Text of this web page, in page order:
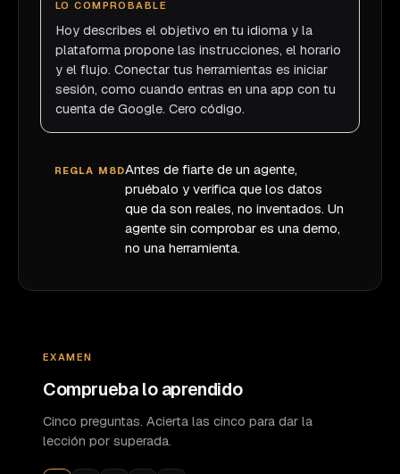
LO COMPROBABLE
Hoy describes el objetivo en tu idioma y la
plataforma propone las instrucciones, el horario
y el flujo. Conectar tus herramientas es iniciar
sesión, como cuando entras en una app con tu
cuenta de Google. Cero código.
REGLA M8DAntes de fiarte de un agente,
pruébalo y verifica que los datos
que da son reales, no inventados. Un
agente sin comprobar es una demo,
no una herramienta.
EXAMEN
Comprueba lo aprendido
Cinco preguntas. Acierta las cinco para dar la
lección por superada.